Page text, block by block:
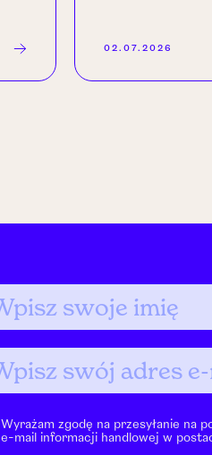
02.07.2026
Wyrażam zgodę na przesyłanie na
e-mail informacji handlowej w